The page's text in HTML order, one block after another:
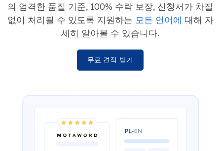
의 엄격한 품질 기준, 100% 수락 보장, 신청서가 차질
없이 처리될 수 있도록 지원하는 모든 언어에 대해 자
세히 알아볼 수 있습니다.
무료 견적 받기